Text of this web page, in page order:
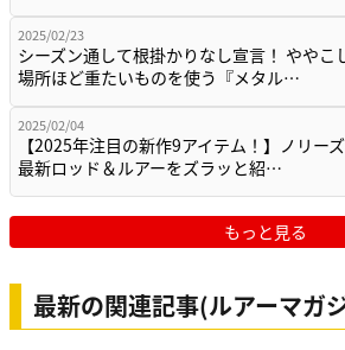
2025/02/23
シーズン通して根掛かりなし宣言！ ややこ
場所ほど重たいものを使う『メタル…
2025/02/04
【2025年注目の新作9アイテム！】ノリー
最新ロッド＆ルアーをズラッと紹…
もっと見る
最新の関連記事(ルアーマガ